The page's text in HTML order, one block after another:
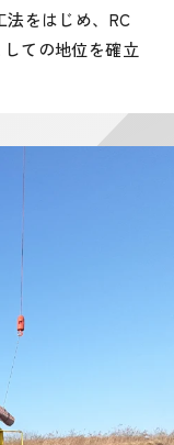
法をはじめ、RC
ての地位を確立